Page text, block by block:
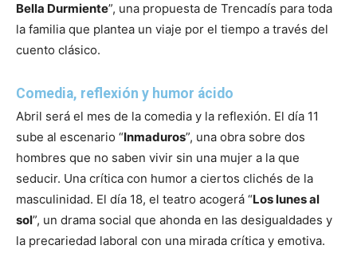
Bella Durmiente”, una propuesta de Trencadís para toda
la familia que plantea un viaje por el tiempo a través del
cuento clásico.
Comedia, reflexión y humor ácido
Abril será el mes de la comedia y la reflexión. El día 11
sube al escenario “Inmaduros”, una obra sobre dos
hombres que no saben vivir sin una mujer a la que
seducir. Una crítica con humor a ciertos clichés de la
masculinidad. El día 18, el teatro acogerá “Los lunes al
sol”, un drama social que ahonda en las desigualdades y
la precariedad laboral con una mirada crítica y emotiva.